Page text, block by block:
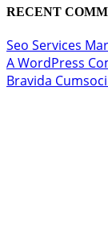
RECENT
Seo Services
A WordPress
Bravida